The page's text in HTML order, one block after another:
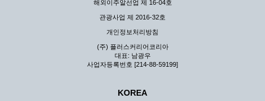
해외이주알선업 제 16-04호
관광사업 제 2016-32호
개인정보처리방침
(주) 플러스커리어코리아
대표: 남광우
사업자등록번호 [214-88-59199]
KOREA